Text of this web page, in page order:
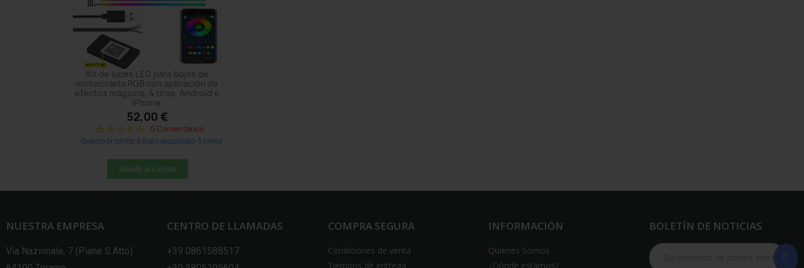
Kit de luces LED para bajos de
motocicleta RGB con aplicación de
efectos mágicos, 4 tiras, Android e
iPhone.
52,00 €
star_border star_border star_border star_border star_border 0 Comentarios
Questo prodotto è stato acquistato: 5 times
Añadir al carrito
NUESTRA EMPRESA
Via Nazionale, 7 (Piane S.Atto)
CENTRO DE LLAMADAS
+39 0861588517
COMPRA SEGURA
Condiciones de venta
Tiempos de entrega
INFORMACIÓN
Quiénes Somos
¿Dónde estamos?
BOLETÍN DE NOTICIAS